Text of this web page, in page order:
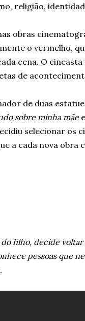
religião,
obras
o vermelho,
cena. O
de
de duas
sobre minha mãe
selecionar os
a cada nova obra
filho, decide
pessoas que